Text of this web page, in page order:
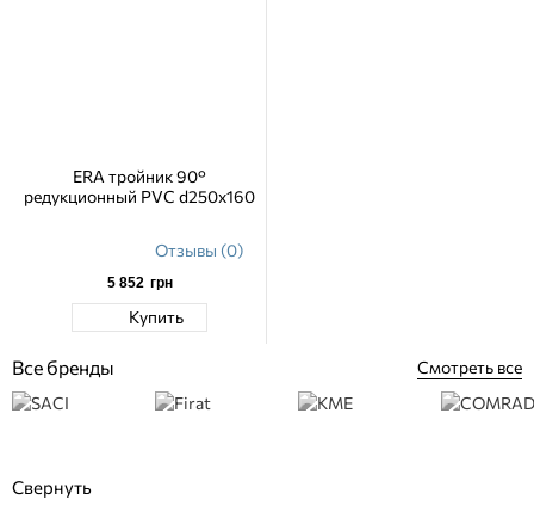
ERA тройник 90°
редукционный PVC d250x160
Отзывы (0)
5 852 грн
Купить
Все бренды Смотреть все